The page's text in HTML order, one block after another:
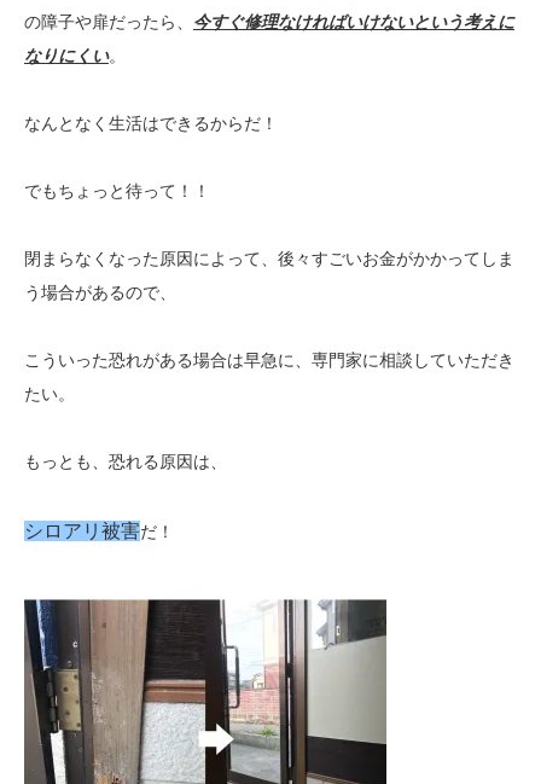
の障子や扉だったら、 今すぐ修理なければいけないという考えに
なりにくい。
なんとなく生活はできるからだ！
でもちょっと待って！！
閉まらなくなった原因によって、後々すごいお金がかかってしま
う場合があるので、
こういった恐れがある場合は早急に、専門家に相談していただき
たい。
もっとも、恐れる原因は、
シロアリ被害だ！